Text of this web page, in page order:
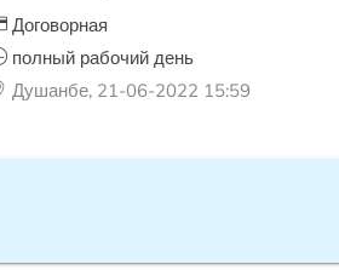
Договорная
полный рабочий день
Душанбе, 21-06-2022 15:59